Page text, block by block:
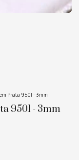
Prata 950l - 3mm
950l - 3mm